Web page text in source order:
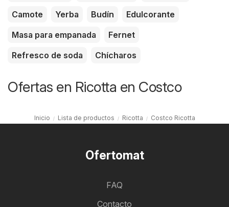
Camote
Yerba Budín
Edulcorante
Masa para empanada
Fernet
Refresco de soda
Chícharos
Ofertas en Ricotta en Costco
Inicio Lista de productos Ricotta Costco Ricotta
Ofertomat
FAQ
Contacto